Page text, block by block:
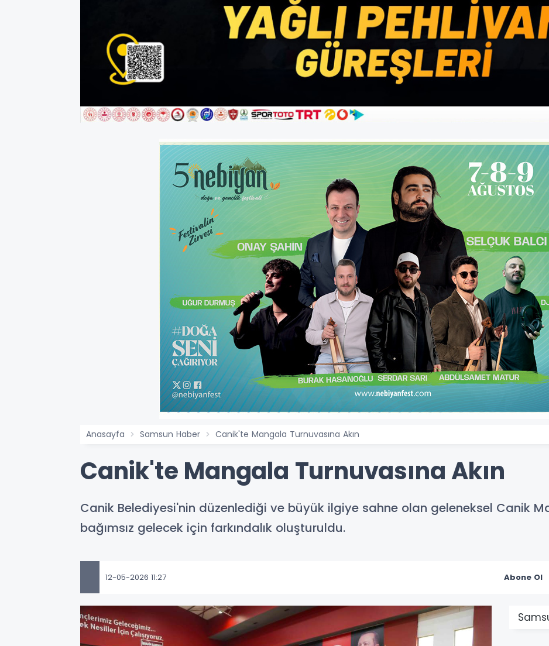
Anasayfa Samsun Haber Canik'te Mangala Turnuvasına Akın
Canik'te Mangala Turnuvasına Akın
​​​​​​​Canik Belediyesi'nin düzenlediği ve büyük ilgiye sahne olan geleneksel Canik
bağımsız gelecek için farkındalık oluşturuldu.
12-05-2026 11:27 Abone Ol